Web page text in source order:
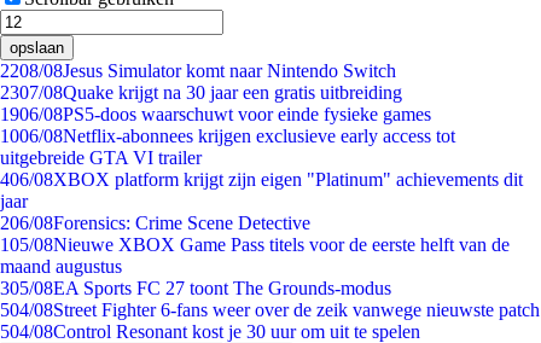
opslaan
2208/08Jesus Simulator komt naar Nintendo Switch
2307/08Quake krijgt na 30 jaar een gratis uitbreiding
1906/08PS5-doos waarschuwt voor einde fysieke games
1006/08Netflix-abonnees krijgen exclusieve early access tot
uitgebreide GTA VI trailer
406/08XBOX platform krijgt zijn eigen "Platinum" achievements dit
jaar
206/08Forensics: Crime Scene Detective
105/08Nieuwe XBOX Game Pass titels voor de eerste helft van de
maand augustus
305/08EA Sports FC 27 toont The Grounds-modus
504/08Street Fighter 6-fans weer over de zeik vanwege nieuwste patch
504/08Control Resonant kost je 30 uur om uit te spelen